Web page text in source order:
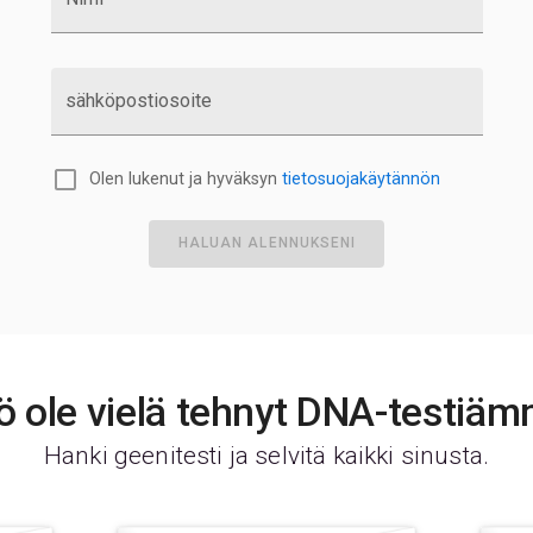
sähköpostiosoite
Olen lukenut ja hyväksyn tietosuojakäytännön
HALUAN ALENNUKSENI
ole vielä tehnyt DNA-
Hanki geenitesti ja selvitä kaikki sinusta.